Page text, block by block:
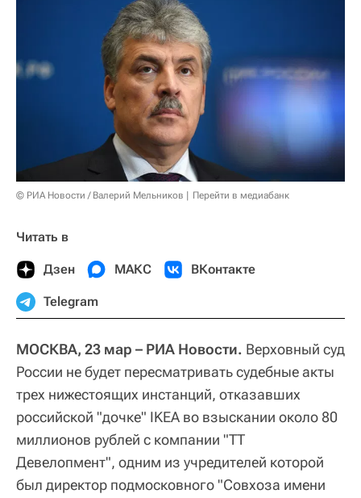
© РИА Новости / Валерий Мельников Перейти в медиабанк
Читать в
Дзен МАКС ВКонтакте
Telegram
МОСКВА, 23 мар – РИА Новости. Верховный суд
России не будет пересматривать судебные акты
трех нижестоящих инстанций, отказавших
российской "дочке" IKEA во взыскании около 80
миллионов рублей с компании "ТТ
Девелопмент", одним из учредителей которой
был директор подмосковного "Совхоза имени